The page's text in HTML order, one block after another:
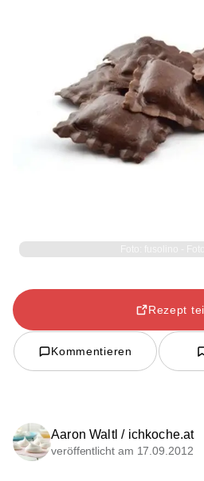
Rezept
Kommentieren
Aaron Waltl / ichkoche.at
veröffentlicht am 17.09.2012